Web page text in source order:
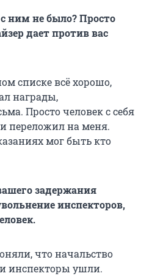
ним не было? Просто
дает против вас
списке всё хорошо,
награды,
Просто человек с себя
и переложил на меня.
мог быть кто
задержания
инспекторов,
что начальство
инспекторы ушли.